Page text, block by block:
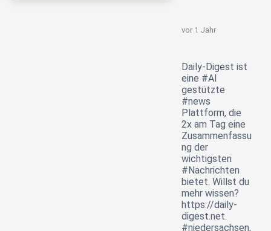
vor 1 Jahr
Daily-Digest ist
eine #AI
gestützte
#news
Plattform, die
2x am Tag eine
Zusammenfassu
ng der
wichtigsten
#Nachrichten
bietet. Willst du
mehr wissen?
https://daily-
digest.net.
#niedersachsen,